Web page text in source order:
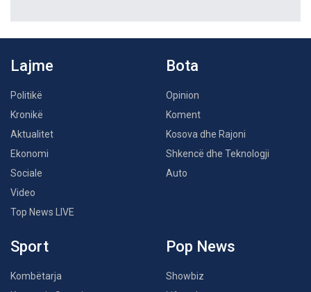
Lajme
Politikë
Kronikë
Aktualitet
Ekonomi
Sociale
Video
Top News LIVE
Bota
Opinion
Koment
Kosova dhe Rajoni
Shkencë dhe Teknologji
Auto
Sport
Kombëtarja
Pop News
Showbiz